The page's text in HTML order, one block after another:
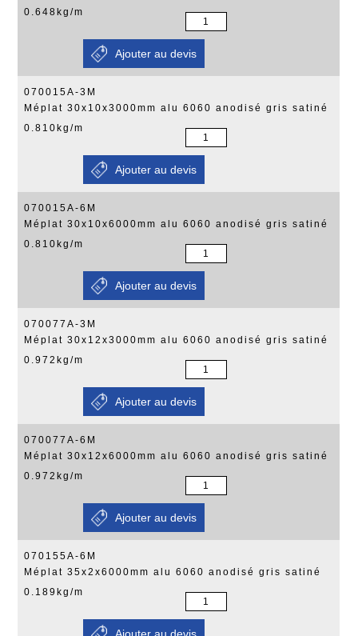
0.648kg/m
070015A-3M
Méplat 30x10x3000mm alu 6060 anodisé gris satiné
0.810kg/m
070015A-6M
Méplat 30x10x6000mm alu 6060 anodisé gris satiné
0.810kg/m
070077A-3M
Méplat 30x12x3000mm alu 6060 anodisé gris satiné
0.972kg/m
070077A-6M
Méplat 30x12x6000mm alu 6060 anodisé gris satiné
0.972kg/m
070155A-6M
Méplat 35x2x6000mm alu 6060 anodisé gris satiné
0.189kg/m